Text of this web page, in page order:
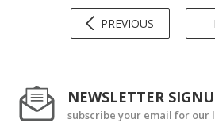
PREVIOUS
NEWSLETTER
subscribe your email for our